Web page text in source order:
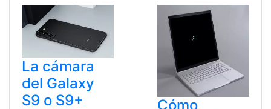
La cámara
del Galaxy
S9 o S9+
Cómo